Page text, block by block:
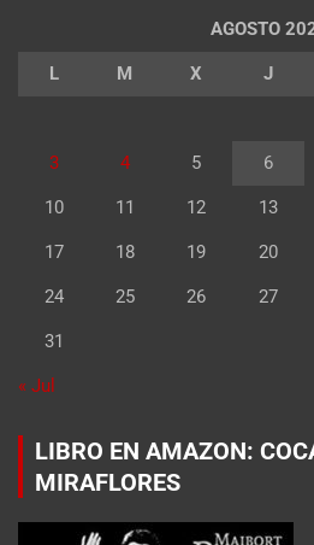
AGOSTO
L M X J
3 4 5 6
10 11 12 13
17 18 19 20
24 25 26 27
31
« Jul
LIBRO EN AMAZON:
MIRAFLORES